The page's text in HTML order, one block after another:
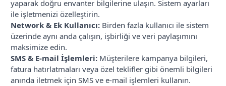
yaparak doğru envanter bilgilerine ulaşın. Sistem ayarları
ile işletmenizi özelleştirin.
Network & Ek Kullanıcı:Birden fazla kullanıcı ile sistem
üzerinde aynı anda çalışın, işbirliği ve veri paylaşımını
maksimize edin.
SMS & E-mail İşlemleri:Müşterilere kampanya bilgileri,
fatura hatırlatmaları veya özel teklifler gibi önemli bilgileri
anında iletmek için SMS ve e-mail işlemleri kullanın.